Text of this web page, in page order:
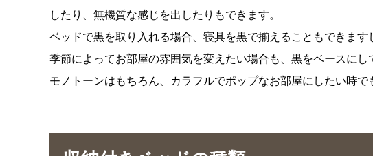
したり、無機質な感じを出したりもできます。
ベッドで黒を取り入れる場合、寝具を黒で揃えることもできます
季節によってお部屋の雰囲気を変えたい場合も、黒をベースにし
モノトーンはもちろん、カラフルでポップなお部屋にしたい時で